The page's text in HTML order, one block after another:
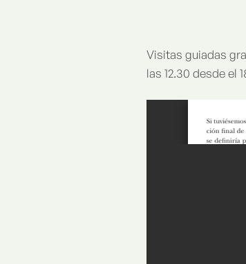
Visitas guiadas
las 12.30 desde el